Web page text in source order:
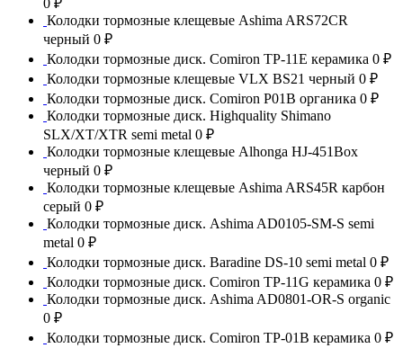
Колодки тормозные клещевые Ashima ARS72CR
черный 0 ₽
Колодки тормозные диск. Comiron TP-11E керамика 0 ₽
Колодки тормозные клещевые VLX BS21 черный 0 ₽
Колодки тормозные диск. Comiron P01B органика 0 ₽
Колодки тормозные диск. Highquality Shimano
SLX/XT/XTR semi metal 0 ₽
Колодки тормозные клещевые Alhonga HJ-451Box
черный 0 ₽
Колодки тормозные клещевые Ashima ARS45R карбон
серый 0 ₽
Колодки тормозные диск. Ashima AD0105-SM-S semi
metal 0 ₽
Колодки тормозные диск. Baradine DS-10 semi metal 0 ₽
Колодки тормозные диск. Comiron TP-11G керамика 0 ₽
Колодки тормозные диск. Ashima AD0801-OR-S organic
0 ₽
Колодки тормозные диск. Comiron TP-01B керамика 0 ₽